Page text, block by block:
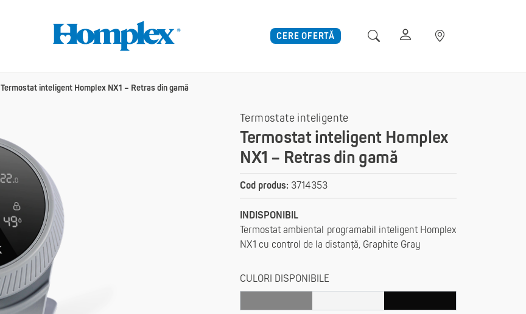
CERE OFERTĂ
Termostat inteligent Homplex NX1 – Retras din gamă
Termostate inteligente
Termostat inteligent Homplex
NX1 – Retras din gamă
Cod produs: 3714353
INDISPONIBIL
Termostat ambiental programabil inteligent Homplex
NX1 cu control de la distanță, Graphite Gray
CULORI DISPONIBILE